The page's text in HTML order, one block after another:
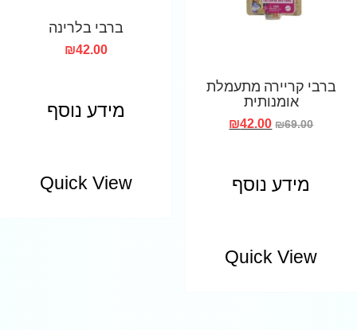
ברבי קריירה מתעמלת
אומנותית
₪69.00
₪42.00
מידע נוסף
Quick View
ברבי בלרינה
₪42.00
מידע נוסף
Quick View